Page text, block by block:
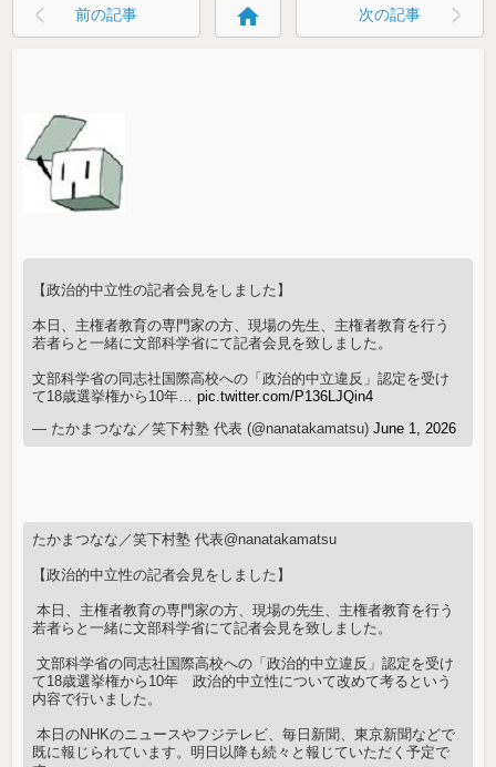
前の記事 home 次の記事
【政治的中立性の記者会見をしました】
本日、主権者教育の専門家の方、現場の先生、主権者教育を行う
若者らと一緒に文部科学省にて記者会見を致しました。
文部科学省の同志社国際高校への「政治的中立違反」認定を受け
て18歳選挙権から10年…pic.twitter.com/P136LJQin4
— たかまつなな／笑下村塾 代表 (@nanatakamatsu)June 1, 2026
たかまつなな／笑下村塾 代表@nanatakamatsu
【政治的中立性の記者会見をしました】
ㅤ 本日、主権者教育の専門家の方、現場の先生、主権者教育を行う
若者らと一緒に文部科学省にて記者会見を致しました。
ㅤ 文部科学省の同志社国際高校への「政治的中立違反」認定を受け
て18歳選挙権から10年 政治的中立性について改めて考るという
内容で行いました。
ㅤ 本日のNHKのニュースやフジテレビ、毎日新聞、東京新聞などで
既に報じられています。明日以降も続々と報じていただく予定で